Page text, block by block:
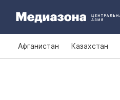
Афганистан Казахстан